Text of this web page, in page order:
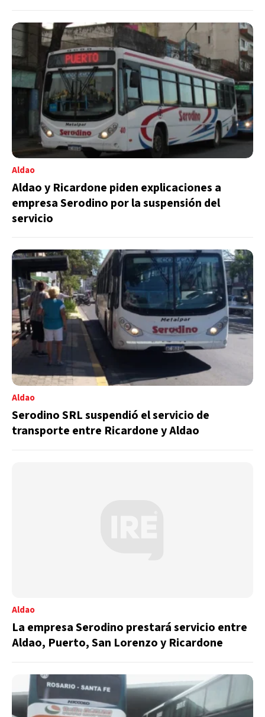
Aldao
Aldao y Ricardone piden explicaciones a
empresa Serodino por la suspensión del
servicio
Aldao
Serodino SRL suspendió el servicio de
transporte entre Ricardone y Aldao
Aldao
La empresa Serodino prestará servicio entre
Aldao, Puerto, San Lorenzo y Ricardone